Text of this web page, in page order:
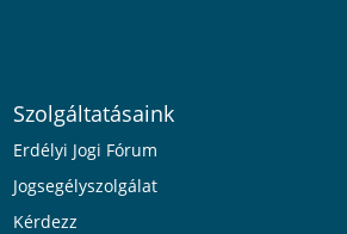
Szolgáltatásaink
Erdélyi Jogi Fórum
Jogsegélyszolgálat
Kérdezz